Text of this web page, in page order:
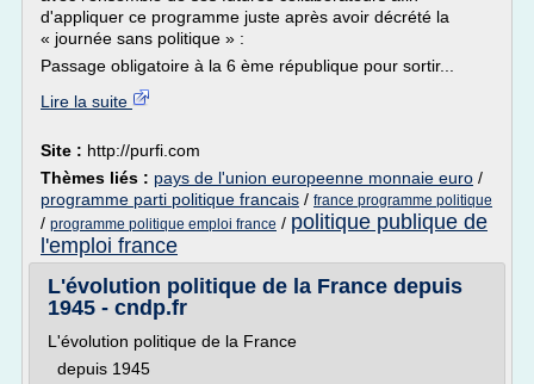
d'appliquer ce programme juste après avoir décrété la
« journée sans politique » :
Passage obligatoire à la 6 ème république pour sortir...
Lire la suite
Site : http://purfi.com
Thèmes liés : pays de l'union europeenne monnaie euro /
programme parti politique francais / france programme politique
/ programme politique emploi france / politique publique de
l'emploi france
L'évolution politique de la France depuis
1945 - cndp.fr
L'évolution politique de la France
depuis 1945